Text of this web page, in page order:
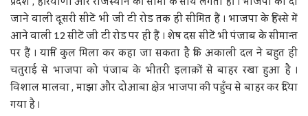
जाने वाली दूसरी सीटें भी जी टी रोड तक ही सीमित हैं । भाजपा के हिस्से में
आने वाली 12 सीटें जी टी रोड पर ही हैं । शेष दस सीटें भी पंजाब के सीमान्त
पर हैं । यानि कुल मिला कर कहा जा सकता है कि अकाली दल ने बहुत ही
चतुराई से भाजपा को पंजाब के भीतरी इलाक़ों से बाहर रखा हुआ है ।
विशाल मालवा , माझा और दोआबा क्षेत्र भाजपा की पहुँच से बाहर कर दिया
गया है ।